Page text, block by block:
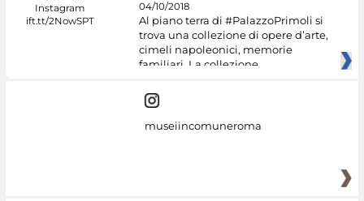
04/10/2018
Al piano terra di #PalazzoPrimoli si
trova una collezione di opere d’arte,
cimeli napoleonici, memorie
familiari. La collezione
museiincomuneroma